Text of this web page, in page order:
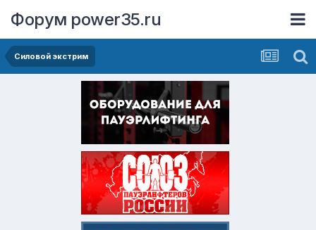
Форум power35.ru
Силовой экстрим